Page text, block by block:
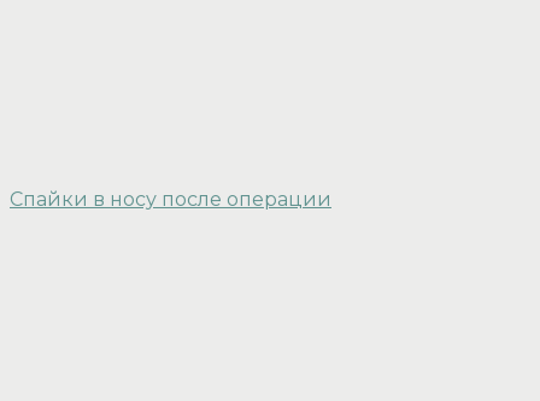
Спайки в носу после операции